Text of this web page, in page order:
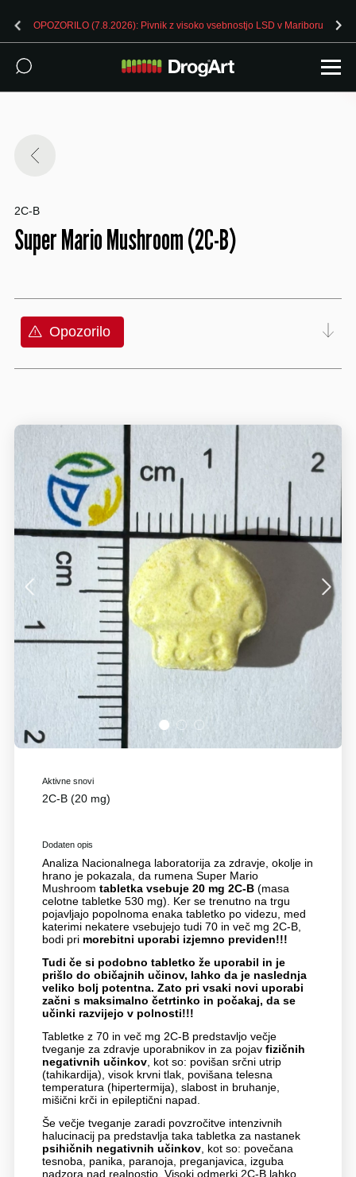
OPOZORILO (7.8.2026): Pivnik z visoko vsebnostjo LSD v Mariboru
2C-B
Super Mario Mushroom (2C-B)
Opozorilo
1 2 3
Aktivne snovi
2C-B (20 mg)
Dodaten opis
Analiza Nacionalnega laboratorija za zdravje, okolje in
hrano je pokazala, da rumena Super Mario
Mushroom tabletka vsebuje 20 mg 2C-B(masa
celotne tabletke 530 mg). Ker se trenutno na trgu
pojavljajo popolnoma enaka tabletko po videzu, med
katerimi nekatere vsebujejo tudi 70 in več mg 2C-B,
bodi pri morebitni uporabi izjemno previden!!!
Tudi če si podobno tabletko že uporabil in je
prišlo do običajnih učinov, lahko da je naslednja
veliko bolj potentna. Zato pri vsaki novi uporabi
začni s maksimalno četrtinko in počakaj, da se
učinki razvijejo v polnosti!!!
Tabletke z 70 in več mg 2C-B predstavljo večje
tveganje za zdravje uporabnikov in za pojav fizičnih
negativnih učinkov, kot so: povišan srčni utrip
(tahikardija), visok krvni tlak, povišana telesna
temperatura (hipertermija), slabost in bruhanje,
mišični krči in epileptični napad.
Še večje tveganje zaradi povzročitve intenzivnih
halucinacij pa predstavlja taka tabletka za nastanek
psihičnih negativnih učinkov, kot so: povečana
tesnoba, panika, paranoja, preganjavica, izguba
nadzora nad realnostjo. Visoki odmerki 2C-B lahko